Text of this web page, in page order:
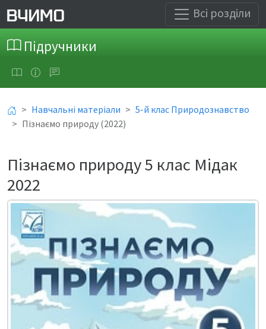
Всі розділи
Підручники
Навчальні матеріали
5-й клас Природознавство
Пізнаємо природу (2022)
Пізнаємо природу 5 клас Мідак
2022